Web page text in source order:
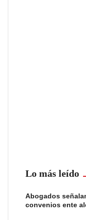
Lo más leído
Abogados
convenios ente